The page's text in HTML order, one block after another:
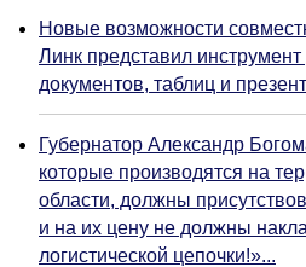
Новые возможности
Линк представил
документов, таблиц и
Губернатор Александр
которые производятся на
области, должны
и на их цену не должны
логистической цепочки!»...